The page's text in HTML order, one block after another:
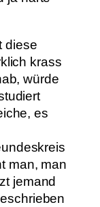
diese
krass
würde
es
man, man
jemand